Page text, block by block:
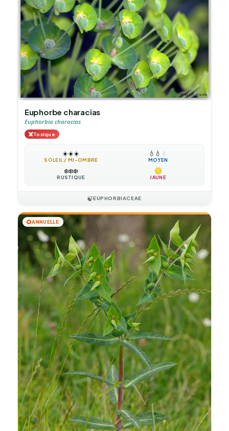
Euphorbe characias
Euphorbia characias
☠️Toxique
☀️☀️☀️
SOLEIL / MI-OMBRE
💧 💧 💧
MOYEN
❄️❄️❄️
RUSTIQUE JAUNE
🍃EUPHORBIACEAE
🌻ANNUELLE